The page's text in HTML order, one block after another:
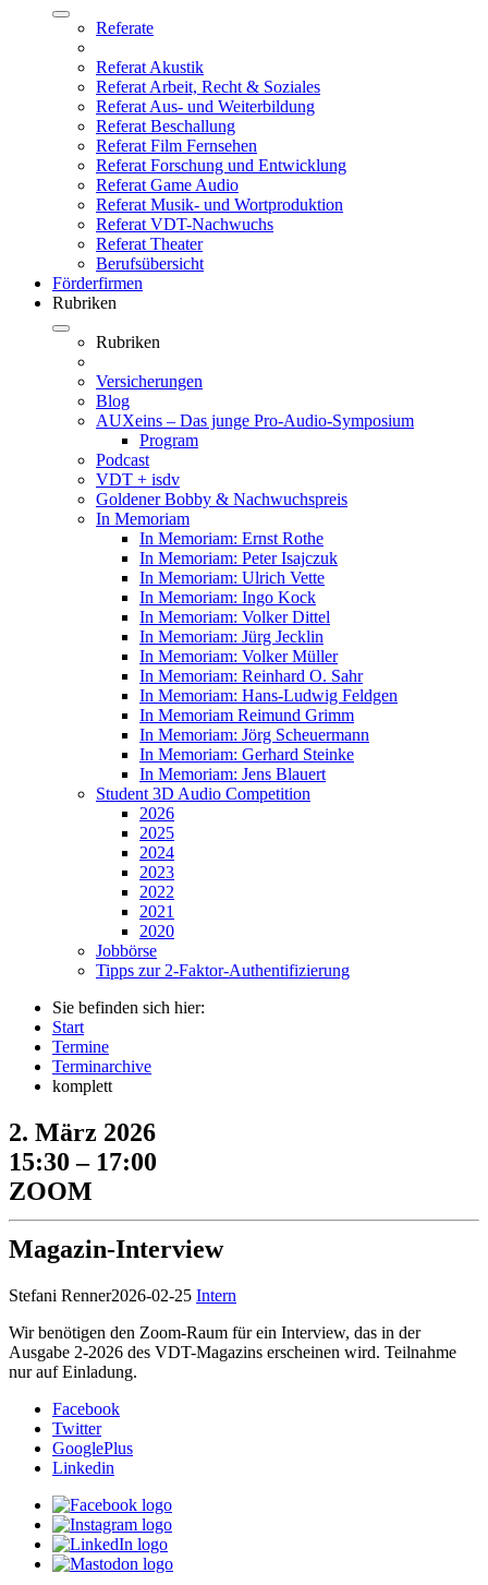
Referate
Referat Akustik
Referat Arbeit, Recht & Soziales
Referat Aus- und Weiterbildung
Referat Beschallung
Referat Film Fernsehen
Referat Forschung und Entwicklung
Referat Game Audio
Referat Musik- und Wortproduktion
Referat VDT-Nachwuchs
Referat Theater
Berufsübersicht
Förderfirmen
Rubriken
Rubriken
Versicherungen
Blog
AUXeins – Das junge Pro-Audio-Symposium
Program
Podcast
VDT + isdv
Goldener Bobby & Nachwuchspreis
In Memoriam
In Memoriam: Ernst Rothe
In Memoriam: Peter Isajczuk
In Memoriam: Ulrich Vette
In Memoriam: Ingo Kock
In Memoriam: Volker Dittel
In Memoriam: Jürg Jecklin
In Memoriam: Volker Müller
In Memoriam: Reinhard O. Sahr
In Memoriam: Hans-Ludwig Feldgen
In Memoriam Reimund Grimm
In Memoriam: Jörg Scheuermann
In Memoriam: Gerhard Steinke
In Memoriam: Jens Blauert
Student 3D Audio Competition
2026
2025
2024
2023
2022
2021
2020
Jobbörse
Tipps zur 2-Faktor-Authentifizierung
Sie befinden sich hier:
Start
Termine
Terminarchive
komplett
2. März 2026
15:30 – 17:00
ZOOM
Magazin-Interview
Stefani Renner2026-02-25 Intern
Wir benötigen den Zoom-Raum für ein Interview, das in der
Ausgabe 2-2026 des VDT-Magazins erscheinen wird. Teilnahme
nur auf Einladung.
Facebook
Twitter
GooglePlus
Linkedin